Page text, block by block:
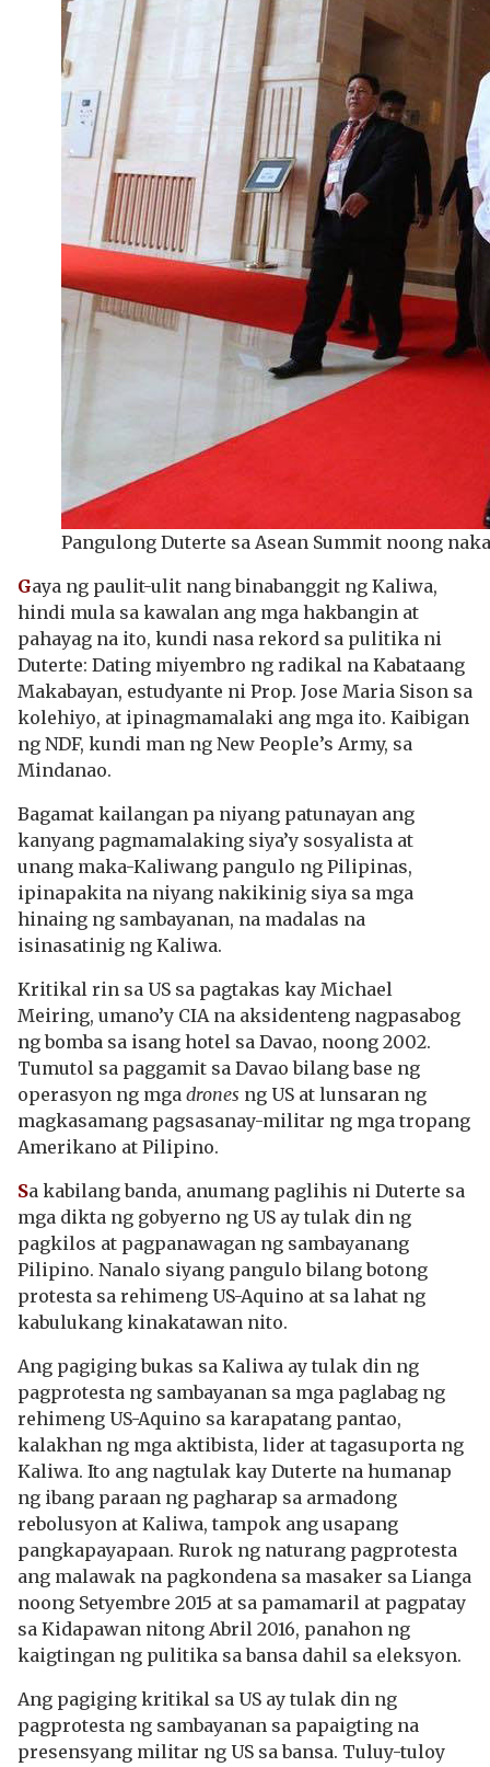
Pangulong Duterte sa Asean Summit noong
Gaya ng paulit-ulit nang binabanggit ng Kaliwa,
hindi mula sa kawalan ang mga hakbangin at
pahayag na ito, kundi nasa rekord sa pulitika ni
Duterte: Dating miyembro ng radikal na Kabataang
Makabayan, estudyante ni Prop. Jose Maria Sison sa
kolehiyo, at ipinagmamalaki ang mga ito. Kaibigan
ng NDF, kundi man ng New People’s Army, sa
Mindanao.
Bagamat kailangan pa niyang patunayan ang
kanyang pagmamalaking siya’y sosyalista at
unang maka-Kaliwang pangulo ng Pilipinas,
ipinapakita na niyang nakikinig siya sa mga
hinaing ng sambayanan, na madalas na
isinasatinig ng Kaliwa.
Kritikal rin sa US sa pagtakas kay Michael
Meiring, umano’y CIA na aksidenteng nagpasabog
ng bomba sa isang hotel sa Davao, noong 2002.
Tumutol sa paggamit sa Davao bilang base ng
operasyon ng mga drones ng US at lunsaran ng
magkasamang pagsasanay-militar ng mga tropang
Amerikano at Pilipino.
Sa kabilang banda, anumang paglihis ni Duterte sa
mga dikta ng gobyerno ng US ay tulak din ng
pagkilos at pagpanawagan ng sambayanang
Pilipino. Nanalo siyang pangulo bilang botong
protesta sa rehimeng US-Aquino at sa lahat ng
kabulukang kinakatawan nito.
Ang pagiging bukas sa Kaliwa ay tulak din ng
pagprotesta ng sambayanan sa mga paglabag ng
rehimeng US-Aquino sa karapatang pantao,
kalakhan ng mga aktibista, lider at tagasuporta ng
Kaliwa. Ito ang nagtulak kay Duterte na humanap
ng ibang paraan ng pagharap sa armadong
rebolusyon at Kaliwa, tampok ang usapang
pangkapayapaan. Rurok ng naturang pagprotesta
ang malawak na pagkondena sa masaker sa Lianga
noong Setyembre 2015 at sa pamamaril at pagpatay
sa Kidapawan nitong Abril 2016, panahon ng
kaigtingan ng pulitika sa bansa dahil sa eleksyon.
Ang pagiging kritikal sa US ay tulak din ng
pagprotesta ng sambayanan sa papaigting na
presensyang militar ng US sa bansa. Tuluy-tuloy